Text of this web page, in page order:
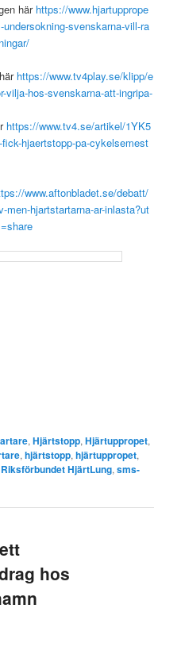
här https://www.hjartupprope
svenskarna-vill-ra
https://www.tv4play.se/klipp/e
vilja-hos-svenskarna-att-ingripa-
https://www.tv4.se/artikel/1YK5
hjaertstopp-pa-cykelsemest
www.aftonbladet.se/debatt/
men-hjartstartarna-ar-inlasta?ut
,Hjärtstopp,Hjärtuppropet,
,hjärtstopp,hjärtuppropet,
Riksförbundet HjärtLung,sms-
hos